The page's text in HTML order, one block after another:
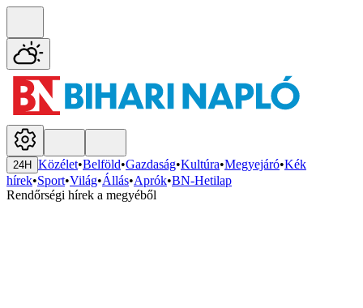
24H Közélet•Belföld•Gazdaság•Kultúra•Megyejáró•Kék
hírek•Sport•Világ•Állás•Aprók•BN-Hetilap
Rendőrségi hírek a megyéből